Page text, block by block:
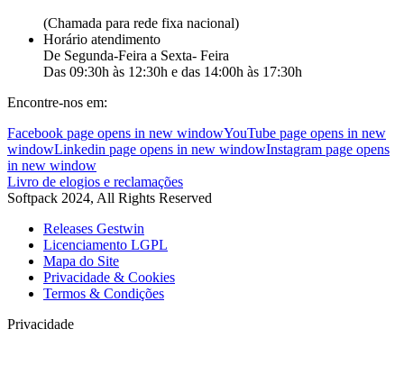
(Chamada para rede fixa nacional)
Horário atendimento
De Segunda-Feira a Sexta- Feira
Das 09:30h às 12:30h e das 14:00h às 17:30h
Encontre-nos em:
Facebook page opens in new windowYouTube page opens in new
windowLinkedin page opens in new windowInstagram page opens
in new window
Livro de elogios e reclamações
Softpack 2024, All Rights Reserved
Releases Gestwin
Licenciamento LGPL
Mapa do Site
Privacidade & Cookies
Termos & Condições
Privacidade